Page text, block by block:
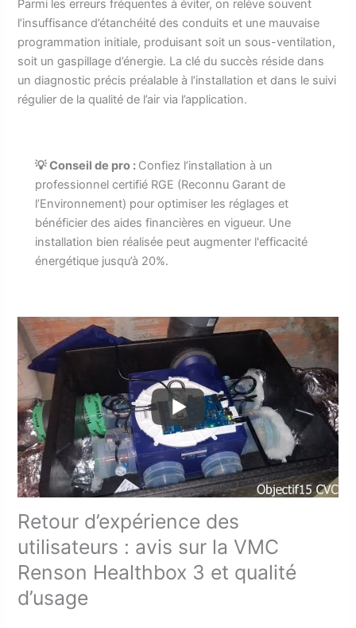
Parmi les erreurs fréquentes à éviter, on relève souvent
l’insuffisance d’étanchéité des conduits et une mauvaise
programmation initiale, produisant soit un sous-ventilation,
soit un gaspillage d’énergie. La clé du succès réside dans
un diagnostic précis préalable à l’installation et dans le suivi
régulier de la qualité de l’air via l’application.
💡 Conseil de pro : Confiez l’installation à un
professionnel certifié RGE (Reconnu Garant de
l’Environnement) pour optimiser les réglages et
bénéficier des aides financières en vigueur. Une
installation bien réalisée peut augmenter l'efficacité
énergétique jusqu’à 20%.
Retour d’expérience des
utilisateurs : avis sur la VMC
Renson Healthbox 3 et qualité
d’usage